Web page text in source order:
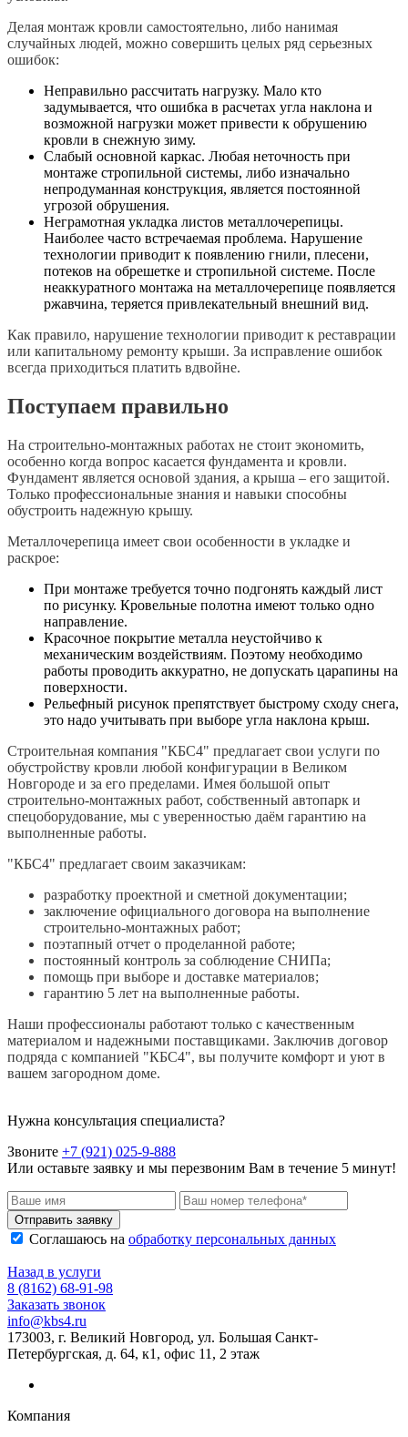
Делая монтаж кровли самостоятельно, либо нанимая
случайных людей, можно совершить целых ряд серьезных
ошибок:
Неправильно рассчитать нагрузку. Мало кто
задумывается, что ошибка в расчетах угла наклона и
возможной нагрузки может привести к обрушению
кровли в снежную зиму.
Слабый основной каркас. Любая неточность при
монтаже стропильной системы, либо изначально
непродуманная конструкция, является постоянной
угрозой обрушения.
Неграмотная укладка листов металлочерепицы.
Наиболее часто встречаемая проблема. Нарушение
технологии приводит к появлению гнили, плесени,
потеков на обрешетке и стропильной системе. После
неаккуратного монтажа на металлочерепице появляется
ржавчина, теряется привлекательный внешний вид.
Как правило, нарушение технологии приводит к реставрации
или капитальному ремонту крыши. За исправление ошибок
всегда приходиться платить вдвойне.
Поступаем правильно
На строительно-монтажных работах не стоит экономить,
особенно когда вопрос касается фундамента и кровли.
Фундамент является основой здания, а крыша – его защитой.
Только профессиональные знания и навыки способны
обустроить надежную крышу.
Металлочерепица имеет свои особенности в укладке и
раскрое:
При монтаже требуется точно подгонять каждый лист
по рисунку. Кровельные полотна имеют только одно
направление.
Красочное покрытие металла неустойчиво к
механическим воздействиям. Поэтому необходимо
работы проводить аккуратно, не допускать царапины на
поверхности.
Рельефный рисунок препятствует быстрому сходу снега,
это надо учитывать при выборе угла наклона крыш.
Строительная компания "КБС4" предлагает свои услуги по
обустройству кровли любой конфигурации в Великом
Новгороде и за его пределами. Имея большой опыт
строительно-монтажных работ, собственный автопарк и
спецоборудование, мы с уверенностью даём гарантию на
выполненные работы.
"КБС4" предлагает своим заказчикам:
разработку проектной и сметной документации;
заключение официального договора на выполнение
строительно-монтажных работ;
поэтапный отчет о проделанной работе;
постоянный контроль за соблюдение СНИПа;
помощь при выборе и доставке материалов;
гарантию 5 лет на выполненные работы.
Наши профессионалы работают только с качественным
материалом и надежными поставщиками. Заключив договор
подряда с компанией "КБС4", вы получите комфорт и уют в
вашем загородном доме.
Нужна консультация специалиста?
Звоните +7 (921) 025-9-888
Или оставьте заявку и мы перезвоним Вам в течение 5 минут!
Отправить заявку
Соглашаюсь на обработку персональных данных
Назад в услуги
8 (8162) 68-91-98
Заказать звонок
info@kbs4.ru
173003, г. Великий Новгород, ул. Большая Санкт-
Петербургская, д. 64, к1, офис 11, 2 этаж
Компания